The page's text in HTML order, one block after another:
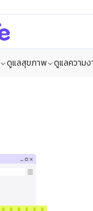
ดูแลสุขภาพ ดูแลความง